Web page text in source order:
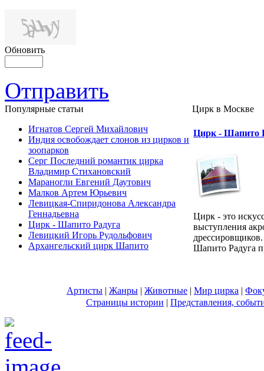
Обновить
Отправить
Популярные cтатьи
Игнатов Сергей Михайлович
Индия освобождает слонов из цирков и
зоопарков
Серг Последний романтик цирка
Владимир Стихановский
Мараногли Евгений Даутович
Малков Артем Юрьевич
Левицкая-Спиридонова Александра
Геннадьевна
Цирк - Шапито Радуга
Левицкий Игорь Рудольфович
Архангельский цирк Шапито
Цирк в Москве
Цирк - Шапито
Цирк - это
выступления
Шапито Радуга
Артисты | Жанры | Животные | Мир цирка |
Страницы истории | Представления,